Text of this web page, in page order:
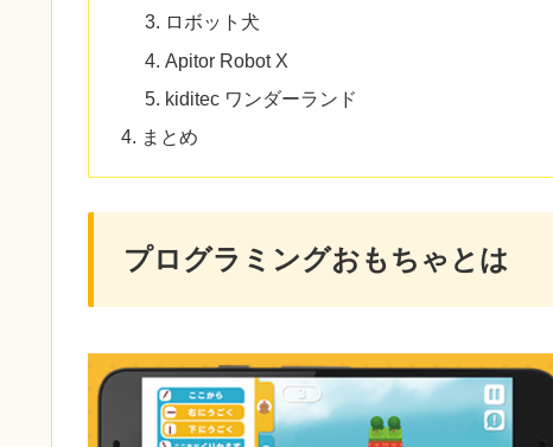
ロボット犬
Apitor Robot X
kiditec ワンダーランド
まとめ
プログラミングおもちゃとは